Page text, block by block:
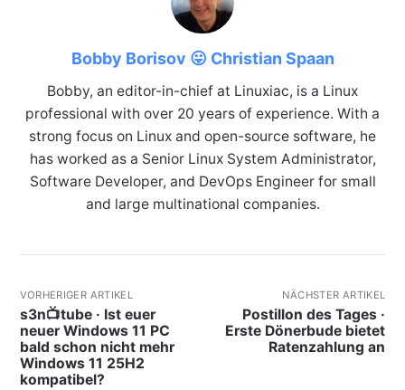
Bobby Borisov 😛 Christian Spaan
Bobby, an editor-in-chief at Linuxiac, is a Linux
professional with over 20 years of experience. With a
strong focus on Linux and open-source software, he
has worked as a Senior Linux System Administrator,
Software Developer, and DevOps Engineer for small
and large multinational companies.
VORHERIGER ARTIKEL
s3n📺tube · Ist euer
neuer Windows 11 PC
bald schon nicht mehr
Windows 11 25H2
kompatibel?
NÄCHSTER ARTIKEL
Postillon des Tages ·
Erste Dönerbude bietet
Ratenzahlung an